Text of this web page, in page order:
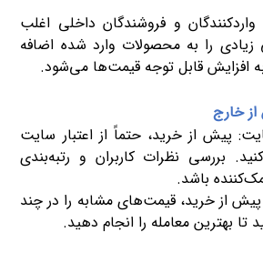
واردکنندگان و فروشندگان داخلی اغلب
زیادی را به محصولات وارد شده اضافه
افزایش قابل توجه قیمت‌ها می‌شود.
از خارج
پیش از خرید، حتماً از اعتبار سایت
بررسی نظرات کاربران و رتبه‌بندی
باشد.
از خرید، قیمت‌های مشابه را در چند
تا بهترین معامله را انجام دهید.